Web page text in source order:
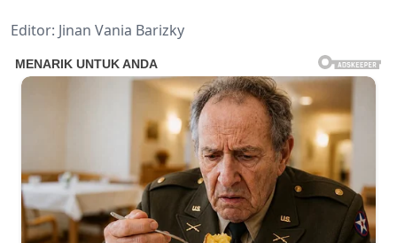
Editor: Jinan Vania Barizky